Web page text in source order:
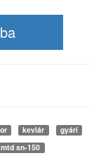
kevlár
gyári
mtd sn-150